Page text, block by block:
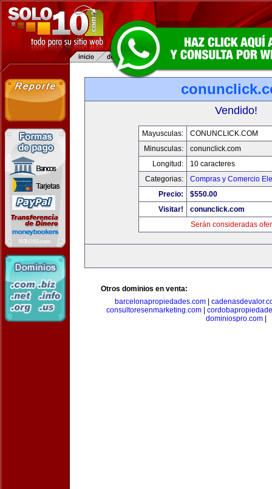
Vendido!
Mayusculas:
CONUNCLICK.COM
Minusculas:
conunclick.com
Longitud:
10 caracteres
Categorias:
Compras y Comercio
Precio:
$550.00
Visitar!
conunclick.com
Serán consideradas
Otros dominios en venta:
barcelonapropiedades.com|
consultoresenmarketing.com
dominiospro.com